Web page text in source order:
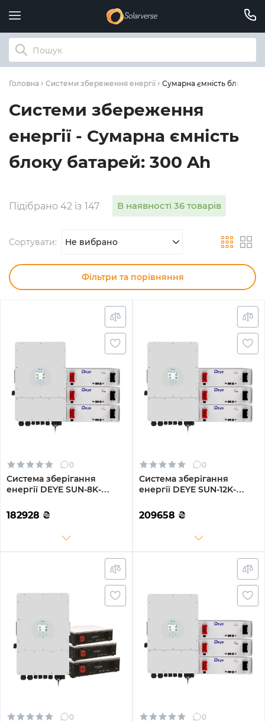
Головна Системи збереження енергії Сумарна ємність блоку
Системи збереження
енергії - Сумарна ємність
блоку батарей: 300 Ah
Підібрано 42 із 147 В наявності 36 товарів
Сортувати: Не вибрано
Фільтри та порівняння
0
Система зберігання
енергії DEYE SUN-8K-
8000W 15.36kh 3BAT
LiFePO4 6000 циклів
182928 ₴
0
Система зберігання
енергії DEYE SUN-12K-
3DE15.36K-LFP 12000W
15.36kh 3BAT LiFePO4 6000
209658 ₴
0 0